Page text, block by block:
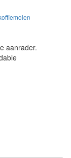
aanrader.